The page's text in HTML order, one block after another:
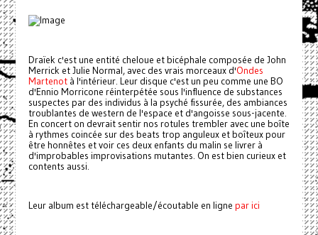
Draïek c'est une entité cheloue et bicéphale composée de John
Merrick et Julie Normal, avec des vrais morceaux d'Ondes
Martenotà l'intérieur. Leur disque c'est un peu comme une BO
d'Ennio Morricone réinterpétée sous l'influence de substances
suspectes par des individus à la psyché fissurée, des ambiances
troublantes de western de l'espace et d'angoisse sous-jacente.
En concert on devrait sentir nos rotules trembler avec une boîte
à rythmes coincée sur des beats trop anguleux et boîteux pour
être honnêtes et voir ces deux enfants du malin se livrer à
d'improbables improvisations mutantes. On est bien curieux et
contents aussi.
Leur album est téléchargeable/écoutable en ligne par ici